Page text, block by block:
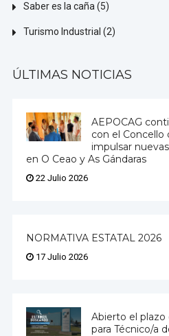
Saber es la caña (5)
Turismo Industrial (2)
ÚLTIMAS NOTICIAS
AEPOCAG
con el Concello
impulsar
en O Ceao y As Gándaras
22 Julio 2026
NORMATIVA ESTATAL 2026
17 Julio 2026
Abierto el plazo
para Técnico/a